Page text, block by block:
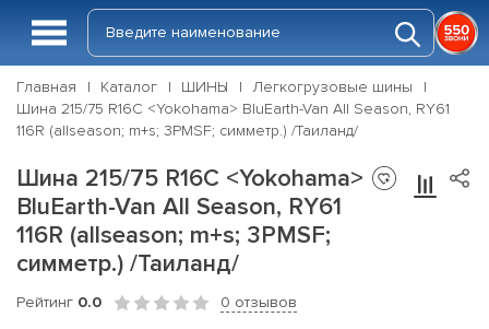
Главная Каталог ШИНЫ
Легкогрузовые шины
Шина 215/75 R16C <Yokohama> BluEarth-Van All Season, RY61
116R (allseason; m+s; 3PMSF; симметр.) /Таиланд/
Шина 215/75 R16C <Yokohama>
BluEarth-Van All Season, RY61
116R (allseason; m+s; 3PMSF;
симметр.) /Таиланд/
Рейтинг 0.0 0 отзывов